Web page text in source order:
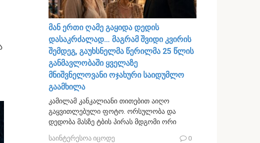
მან ერთი ღამე გაყიდა დედის
დასაკრძალად… მაგრამ შვიდი კვირის
შემდეგ, გაუხსნელმა წერილმა 25 წლის
განმავლობაში ყველაზე
მნიშვნელოვანი ოჯახური საიდუმლო
გაამხილა
კამილამ კანკალიანი თითებით აიღო
გაყვითლებული ფოტო. ორსულობა და
დედობა მასზე ტბის პირას მდგომი ორი
საინტერესოა იცოდე 0